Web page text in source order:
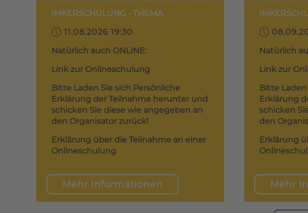
IMKERSCHULUNG - THEMA:
11.08.2026 19:30
Natürlich auch ONLINE:
Link zur Onlineschulung
Bitte Laden Sie sich Persönliche
Erklärung der Teilnahme herunter und
schicken Sie diese wie angegeben an
den Organisator zurück!
Erklärung über die Teilnahme an einer
Onlineschulung
Mehr Informationen
Natürlich
Link zur
Bitte Laden
Erklärung
schicken
den
Erklärung
Mehr